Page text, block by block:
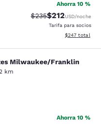
Ahorra 10 %
Precio tachado:
$235Precio con
$212USD/noche
Tarifa para socios
Ver detalles
$247 total
Milwaukee/Franklin
km
Excelente. 267 reseñas
Ahorra 10 %